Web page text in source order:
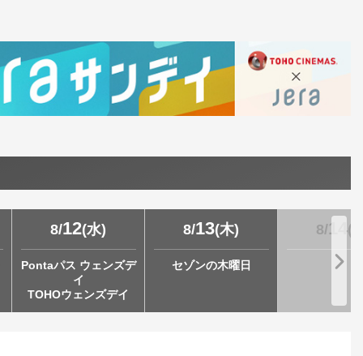
8/12(水)
Pontaパス ウェンズデ
イ
TOHOウェンズデイ
8/13(木)
セゾンの木曜日
8/14(